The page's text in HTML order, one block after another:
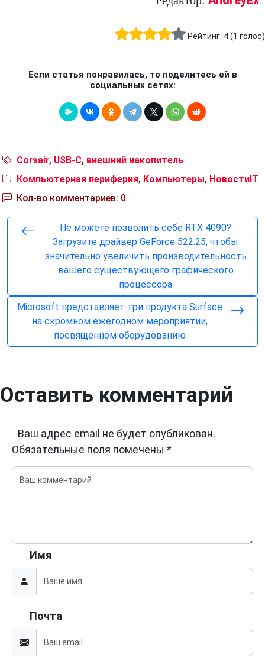
Рейтинг: 4(1 голос)
Если статья понравилась, то поделитесь ей в
социальных сетях:
Corsair, USB-C, внешний накопитель
Компьютерная периферия, Компьютеры, НовостиIT
Кол-во комментариев: 0
Не можете позволить себе RTX 4090?
Загрузите драйвер GeForce 522.25, чтобы
значительно увеличить производительность
вашего существующего графического
процессора
Microsoft представляет три продукта Surface
на скромном ежегодном мероприятии,
посвященном оборудованию
Оставить комментарий
Ваш адрес email не будет опубликован.
Обязательные поля помечены *
Имя
Почта